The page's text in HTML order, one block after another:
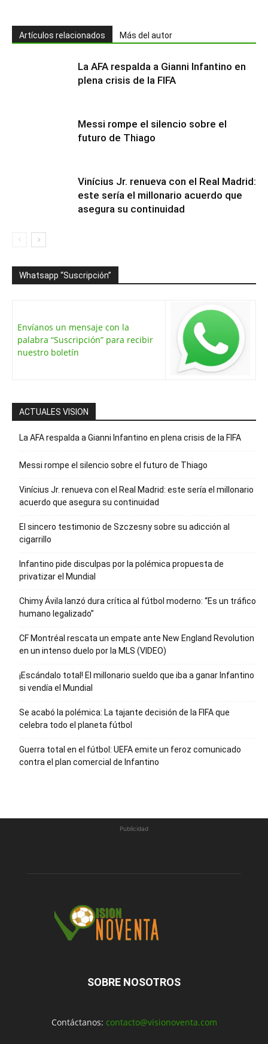
Artículos relacionados Más del autor
La AFA respalda a Gianni Infantino en
plena crisis de la FIFA
Messi rompe el silencio sobre el
futuro de Thiago
Vinícius Jr. renueva con el Real Madrid:
este sería el millonario acuerdo que
asegura su continuidad
Whatsapp “Suscripción”
Envíanos un mensaje con la
palabra “Suscripción” para recibir
nuestro boletín
ACTUALES VISION
La AFA respalda a Gianni Infantino en plena crisis de la FIFA
Messi rompe el silencio sobre el futuro de Thiago
Vinícius Jr. renueva con el Real Madrid: este sería el millonario
acuerdo que asegura su continuidad
El sincero testimonio de Szczesny sobre su adicción al
cigarrillo
Infantino pide disculpas por la polémica propuesta de
privatizar el Mundial
Chimy Ávila lanzó dura crítica al fútbol moderno: “Es un tráfico
humano legalizado”
CF Montréal rescata un empate ante New England Revolution
en un intenso duelo por la MLS (VIDEO)
¡Escándalo total! El millonario sueldo que iba a ganar Infantino
si vendía el Mundial
Se acabó la polémica: La tajante decisión de la FIFA que
celebra todo el planeta fútbol
Guerra total en el fútbol: UEFA emite un feroz comunicado
contra el plan comercial de Infantino
Publicidad
SOBRE NOSOTROS
Contáctanos: contacto@visionoventa.com